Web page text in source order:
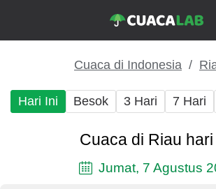
Cuaca di Indonesia
Hari Ini Besok 3 Hari 7 Hari
Cuaca di Riau hari
Jumat, 7 Agustus